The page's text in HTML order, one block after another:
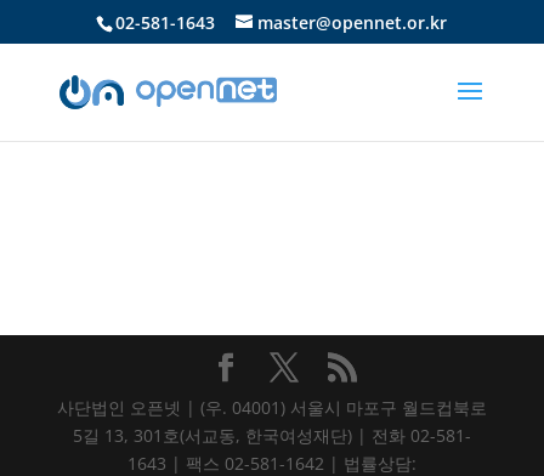
02-581-1643 master@opennet.or.kr
사단법인 오픈넷 | (우. 04001) 서울시 마포구 월드컵북로
5길 13, 301호(서교동, 한국여성재단) | 전화 02-581-
1643 | 팩스 02-581-1642 | 법률상담: